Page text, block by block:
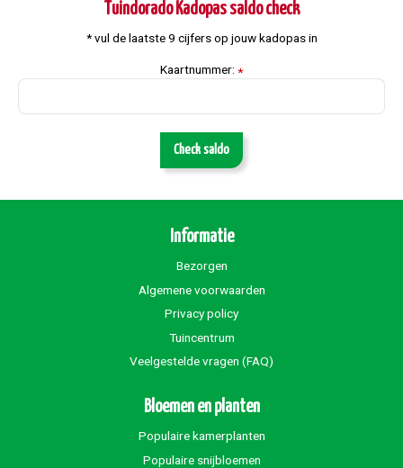
Tuindorado Kadopas saldo check
* vul de laatste 9 cijfers op jouw kadopas in
Kaartnummer: *
Check saldo
Informatie
Bezorgen
Algemene voorwaarden
Privacy policy
Tuincentrum
Veelgestelde vragen (FAQ)
Bloemen en planten
Populaire kamerplanten
Populaire snijbloemen